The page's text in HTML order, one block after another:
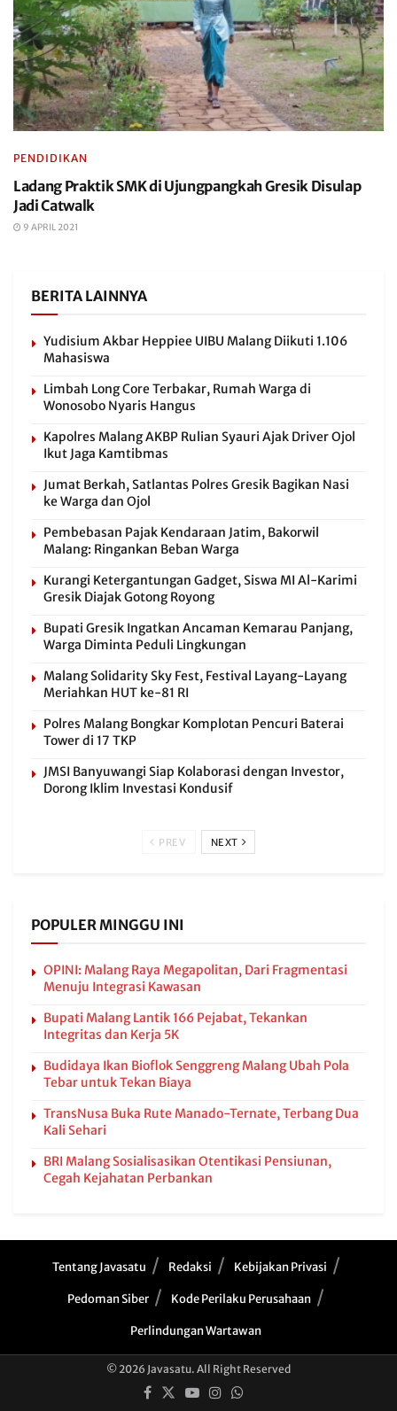
PENDIDIKAN
Ladang Praktik SMK di Ujungpangkah Gresik Disulap
Jadi Catwalk
9 APRIL 2021
BERITA LAINNYA
Yudisium Akbar Heppiee UIBU Malang Diikuti 1.106
Mahasiswa
Limbah Long Core Terbakar, Rumah Warga di
Wonosobo Nyaris Hangus
Kapolres Malang AKBP Rulian Syauri Ajak Driver Ojol
Ikut Jaga Kamtibmas
Jumat Berkah, Satlantas Polres Gresik Bagikan Nasi
ke Warga dan Ojol
Pembebasan Pajak Kendaraan Jatim, Bakorwil
Malang: Ringankan Beban Warga
Kurangi Ketergantungan Gadget, Siswa MI Al-Karimi
Gresik Diajak Gotong Royong
Bupati Gresik Ingatkan Ancaman Kemarau Panjang,
Warga Diminta Peduli Lingkungan
Malang Solidarity Sky Fest, Festival Layang-Layang
Meriahkan HUT ke-81 RI
Polres Malang Bongkar Komplotan Pencuri Baterai
Tower di 17 TKP
JMSI Banyuwangi Siap Kolaborasi dengan Investor,
Dorong Iklim Investasi Kondusif
PREV NEXT
POPULER MINGGU INI
OPINI: Malang Raya Megapolitan, Dari Fragmentasi
Menuju Integrasi Kawasan
Bupati Malang Lantik 166 Pejabat, Tekankan
Integritas dan Kerja 5K
Budidaya Ikan Bioflok Senggreng Malang Ubah Pola
Tebar untuk Tekan Biaya
TransNusa Buka Rute Manado-Ternate, Terbang Dua
Kali Sehari
BRI Malang Sosialisasikan Otentikasi Pensiunan,
Cegah Kejahatan Perbankan
Tentang Javasatu Redaksi Kebijakan Privasi
Pedoman Siber Kode Perilaku Perusahaan
Perlindungan Wartawan
© 2026 Javasatu. All Right Reserved